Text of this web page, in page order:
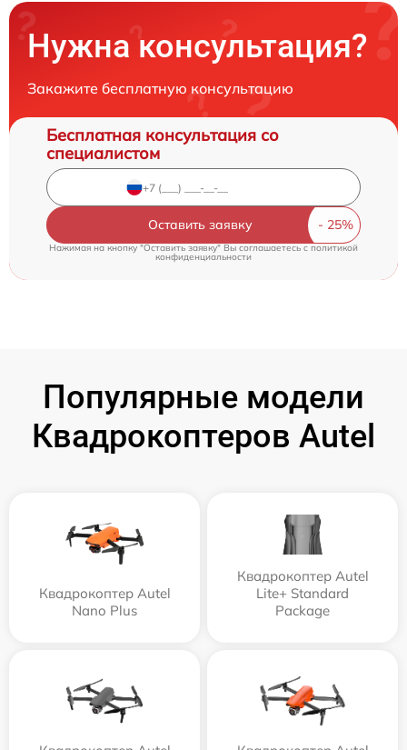
Нужна консультация?
Закажите бесплатную консультацию
Бесплатная консультация со
специалистом
Оставить заявку
Нажимая на кнопку "Оставить заявку" Вы соглашаетесь c политикой
конфиденциальности
Популярные модели
Квадрокоптеров Autel
Квадрокоптер Autel
Nano Plus
Квадрокоптер Autel
Lite+ Standard
Package